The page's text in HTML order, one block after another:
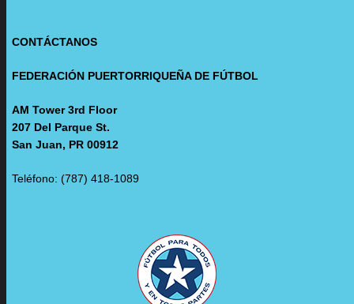
CONTÁCTANOS
FEDERACIÓN PUERTORRIQUEÑA DE FÚTBOL
AM Tower 3rd Floor
207 Del Parque St.
San Juan, PR 00912
Teléfono: (787) 418-1089